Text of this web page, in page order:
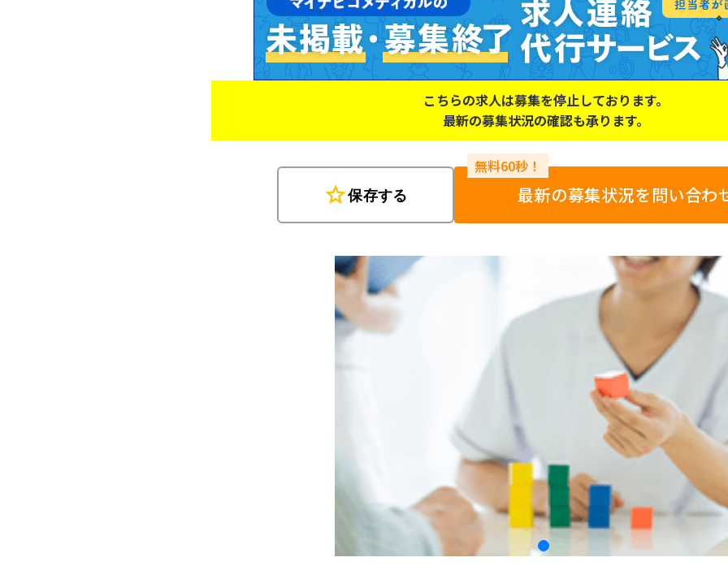
こちらの求人は募集を停止しております。
最新の募集状況の確認も承ります。
star保存する 最新の募集状況を問い合わ